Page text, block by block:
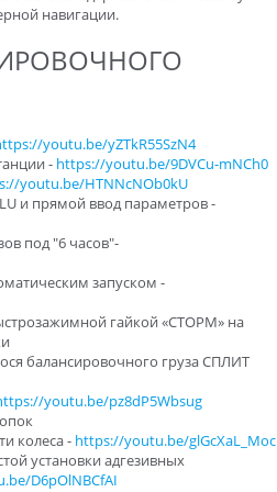
навигации.
youtu.be/yZTkR55SzN4
- https://youtu.be/9DVCu-mNCh0
youtu.be/HTNNcNOb0kU
и прямой ввод параметров -
под "6 часов"-
запуском -
гайкой «СТОРМ» на
балансировочного груза СПЛИТ
youtu.be/pz8dP5Wbsug
колеса - https://youtu.be/glGcXaL_Moc
установки адгезивных
D6pOlNBCfAI